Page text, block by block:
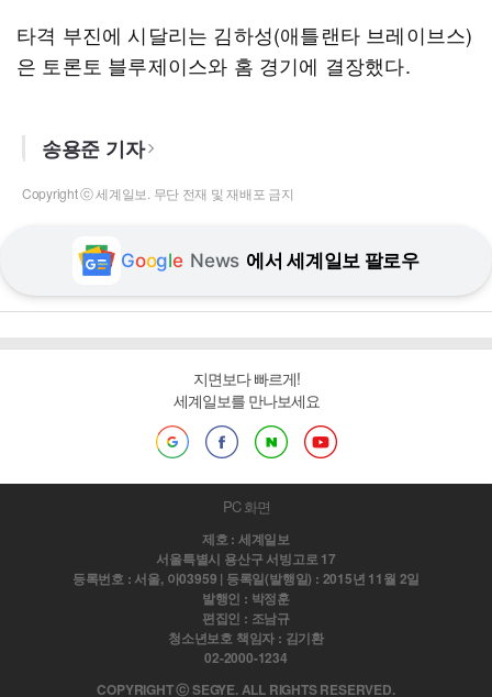
타격 부진에 시달리는 김하성(애틀랜타 브레이브스)
은 토론토 블루제이스와 홈 경기에 결장했다.
송용준 기자
Copyright ⓒ 세계일보. 무단 전재 및 재배포 금지
Google News 에서 세계일보 팔로우
지면보다 빠르게!
세계일보를 만나보세요
PC 화면
제호 : 세계일보
서울특별시 용산구 서빙고로 17
등록번호 : 서울, 아03959 | 등록일(발행일) : 2015년 11월 2일
발행인 : 박정훈
편집인 : 조남규
청소년보호 책임자 : 김기환
02-2000-1234
COPYRIGHT ⓒ SEGYE. ALL RIGHTS RESERVED.